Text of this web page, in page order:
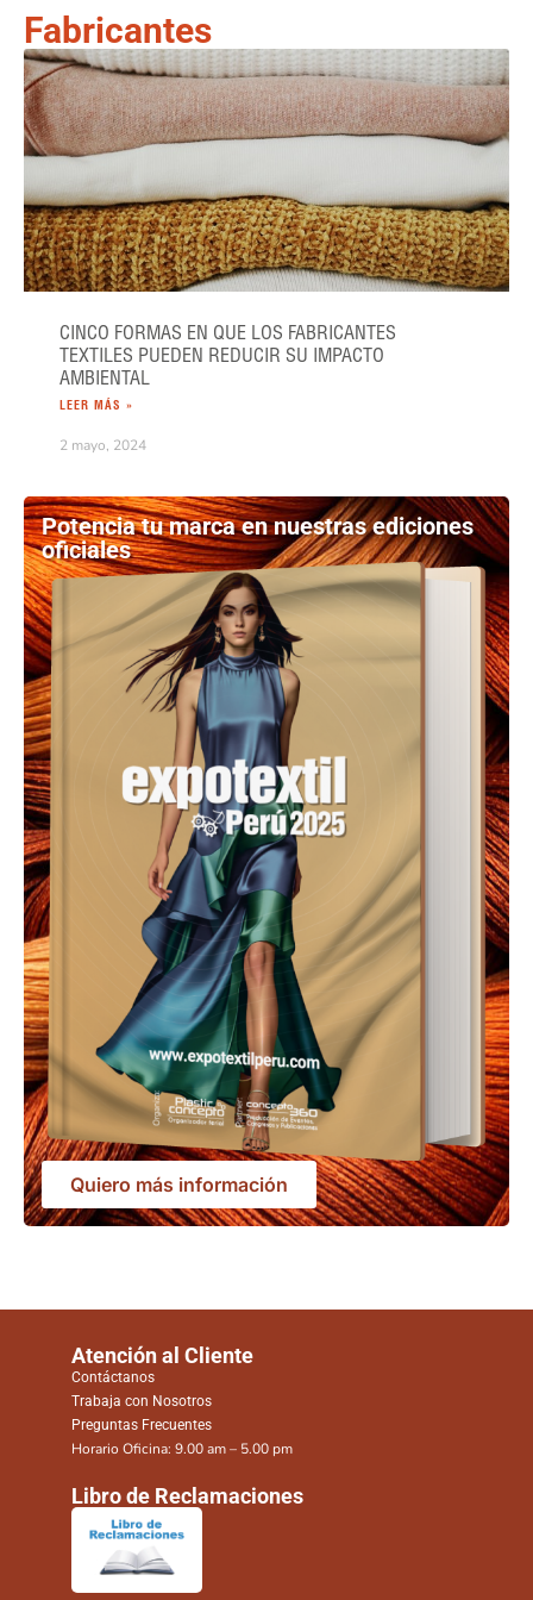
Fabricantes
CINCO FORMAS EN QUE LOS FABRICANTES
TEXTILES PUEDEN REDUCIR SU IMPACTO
AMBIENTAL
LEER MÁS »
2 mayo, 2024
Potencia tu marca en nuestras ediciones
oficiales
Quiero más información
Atención al Cliente
Contáctanos
Trabaja con Nosotros
Preguntas Frecuentes
Horario Oficina: 9.00 am – 5.00 pm
Libro de Reclamaciones